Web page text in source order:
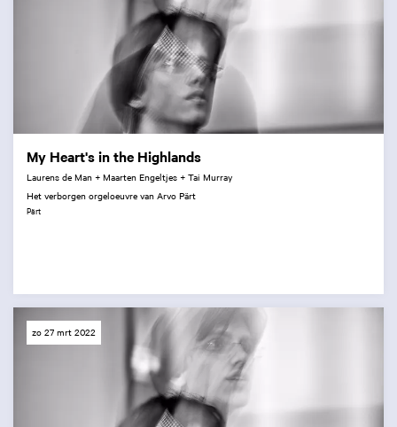
My Heart's in the Highlands
Laurens de Man + Maarten Engeltjes + Tai Murray
Het verborgen orgeloeuvre van Arvo Pärt
Pärt
zo 27 mrt 2022